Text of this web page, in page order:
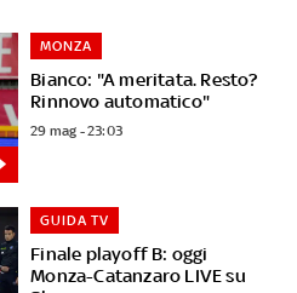
Bianco: "A meritata. Resto?
Rinnovo automatico"
MONZA
29 mag - 23:03
Finale playoff B: oggi
Monza-Catanzaro LIVE su
GUIDA TV